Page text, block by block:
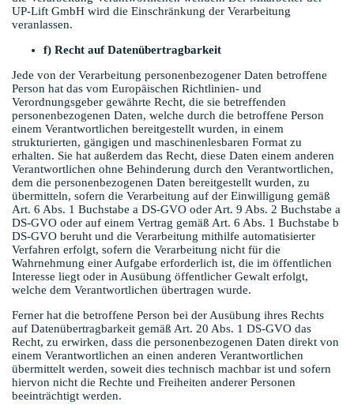
UP-Lift GmbH wird die Einschränkung der Verarbeitung
veranlassen.
f) Recht auf Datenübertragbarkeit
Jede von der Verarbeitung personenbezogener Daten betroffene
Person hat das vom Europäischen Richtlinien- und
Verordnungsgeber gewährte Recht, die sie betreffenden
personenbezogenen Daten, welche durch die betroffene Person
einem Verantwortlichen bereitgestellt wurden, in einem
strukturierten, gängigen und maschinenlesbaren Format zu
erhalten. Sie hat außerdem das Recht, diese Daten einem anderen
Verantwortlichen ohne Behinderung durch den Verantwortlichen,
dem die personenbezogenen Daten bereitgestellt wurden, zu
übermitteln, sofern die Verarbeitung auf der Einwilligung gemäß
Art. 6 Abs. 1 Buchstabe a DS-GVO oder Art. 9 Abs. 2 Buchstabe a
DS-GVO oder auf einem Vertrag gemäß Art. 6 Abs. 1 Buchstabe b
DS-GVO beruht und die Verarbeitung mithilfe automatisierter
Verfahren erfolgt, sofern die Verarbeitung nicht für die
Wahrnehmung einer Aufgabe erforderlich ist, die im öffentlichen
Interesse liegt oder in Ausübung öffentlicher Gewalt erfolgt,
welche dem Verantwortlichen übertragen wurde.
Ferner hat die betroffene Person bei der Ausübung ihres Rechts
auf Datenübertragbarkeit gemäß Art. 20 Abs. 1 DS-GVO das
Recht, zu erwirken, dass die personenbezogenen Daten direkt von
einem Verantwortlichen an einen anderen Verantwortlichen
übermittelt werden, soweit dies technisch machbar ist und sofern
hiervon nicht die Rechte und Freiheiten anderer Personen
beeinträchtigt werden.